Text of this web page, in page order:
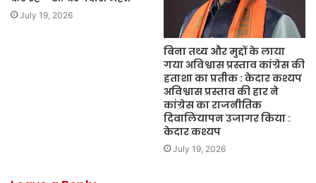
July 19, 2026
बिना तथ्य और मुद्दों के लाया
गया अविश्वास प्रस्ताव कांग्रेस की
हताशा का प्रतीक : केदार कश्यप
अविश्वास प्रस्ताव की हार ने
कांग्रेस का राजनीतिक
दिवालियापन उजागर किया :
केदार कश्यप
July 19, 2026